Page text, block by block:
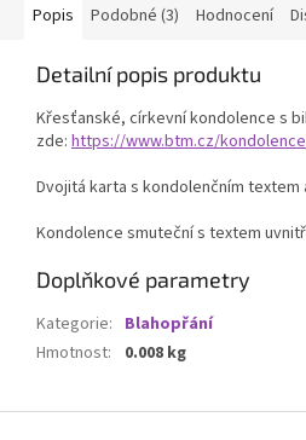
Popis Podobné (3) Hodnocení
Detailní popis produktu
Křesťanské, církevní kondolence s
zde: https://www.btm.cz/kondolence
Dvojitá karta s kondolenčním textem
Kondolence smuteční s textem uvnitř
Doplňkové parametry
Kategorie: Blahopřání
Hmotnost: 0.008 kg